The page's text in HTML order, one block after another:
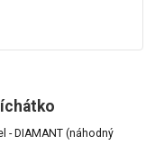
- DIAMANT (náhodný